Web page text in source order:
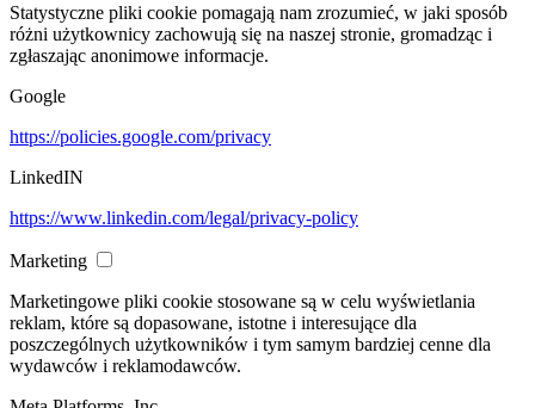
Statystyczne pliki cookie pomagają nam zrozumieć, w jaki sposób
różni użytkownicy zachowują się na naszej stronie, gromadząc i
zgłaszając anonimowe informacje.
Google
https://policies.google.com/privacy
LinkedIN
https://www.linkedin.com/legal/privacy-policy
Marketing
Marketingowe pliki cookie stosowane są w celu wyświetlania
reklam, które są dopasowane, istotne i interesujące dla
poszczególnych użytkowników i tym samym bardziej cenne dla
wydawców i reklamodawców.